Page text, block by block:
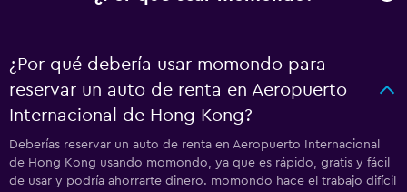
¿Por qué debería usar momondo para
reservar un auto de renta en Aeropuerto
Internacional de Hong Kong?
Deberías reservar un auto de renta en Aeropuerto Internacional
de Hong Kong usando momondo, ya que es rápido, gratis y fácil
de usar y podría ahorrarte dinero. momondo hace el trabajo difícil